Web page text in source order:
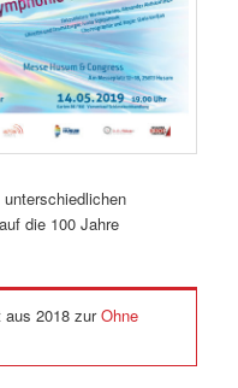
die 100 Jahre
aus 2018 zurOhne